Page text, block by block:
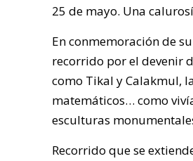
25 de mayo. Una
En conmemoración de
recorrido por el devenir
como Tikal y Calakmul,
matemáticos… como
esculturas
Recorrido que se